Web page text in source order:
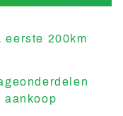
eerste 200km
aankoop